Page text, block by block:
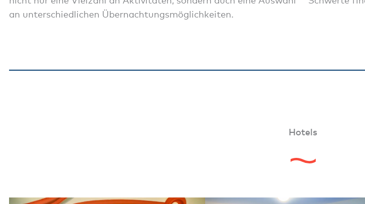
an unterschiedlichen Übernachtungsmöglichkeiten.
Hotels